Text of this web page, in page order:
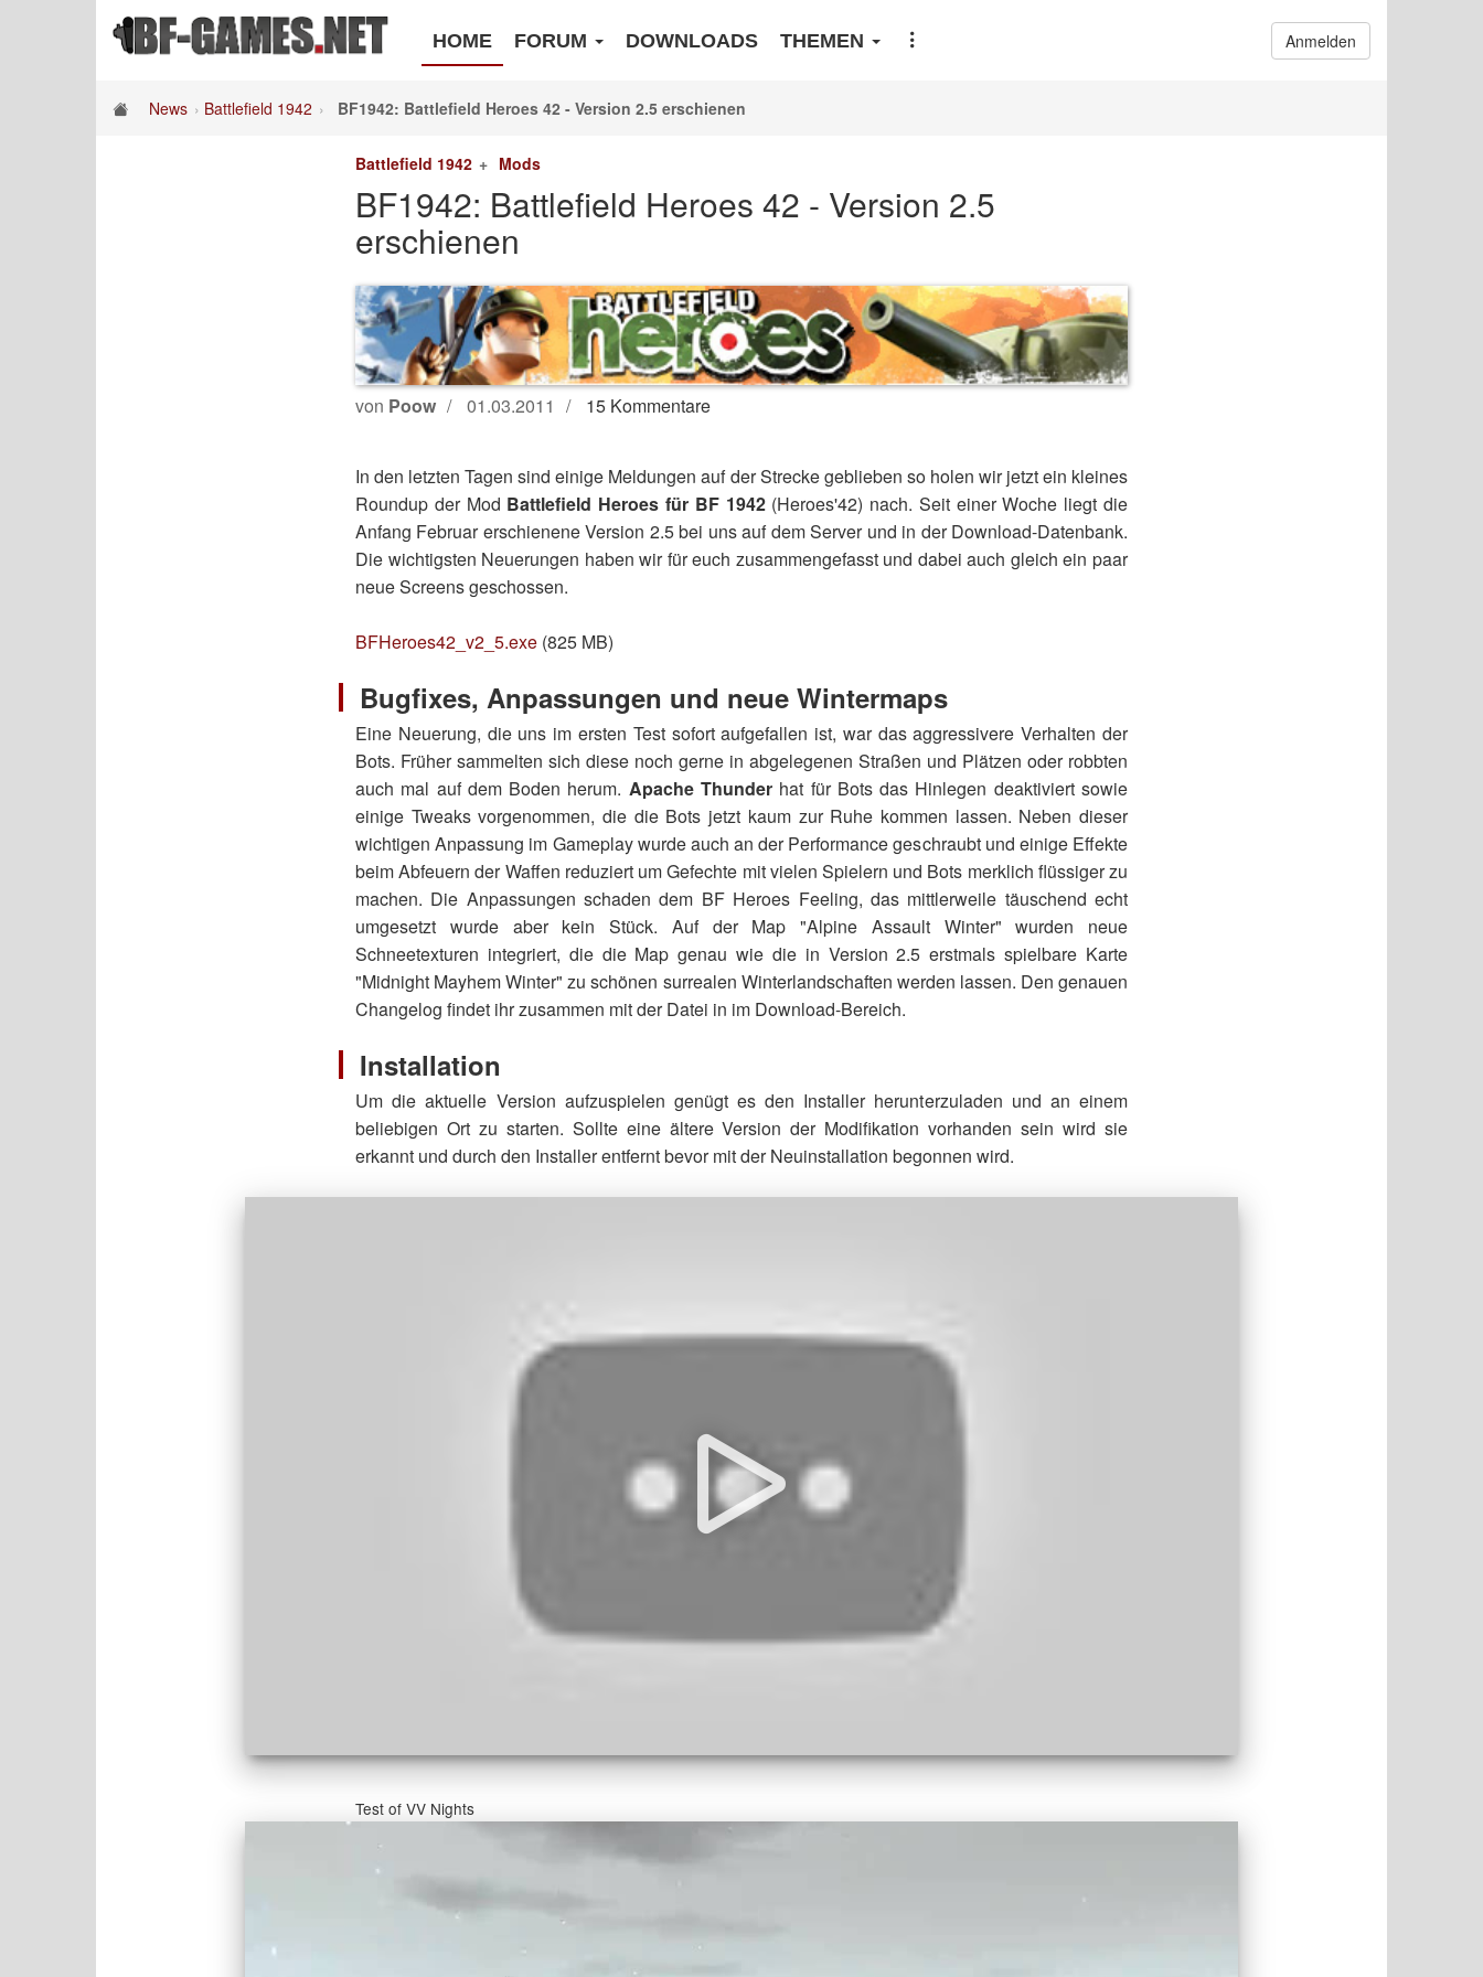
HOME FORUM DOWNLOADS THEMEN Anmelden
News Battlefield 1942 BF1942: Battlefield Heroes 42 - Version 2.5 erschienen
Battlefield 1942 Mods
BF1942: Battlefield Heroes 42 - Version 2.5
erschienen
von Poow 01.03.2011 15 Kommentare
In den letzten Tagen sind einige Meldungen auf der Strecke geblieben so holen wir jetzt ein kleines
Roundup der Mod Battlefield Heroes für BF 1942(Heroes'42) nach. Seit einer Woche liegt die
Anfang Februar erschienene Version 2.5 bei uns auf dem Server und in der Download-Datenbank.
Die wichtigsten Neuerungen haben wir für euch zusammengefasst und dabei auch gleich ein paar
neue Screens geschossen.
BFHeroes42_v2_5.exe (825 MB)
Bugfixes, Anpassungen und neue Wintermaps
Eine Neuerung, die uns im ersten Test sofort aufgefallen ist, war das aggressivere Verhalten der
Bots. Früher sammelten sich diese noch gerne in abgelegenen Straßen und Plätzen oder robbten
auch mal auf dem Boden herum. Apache Thunder hat für Bots das Hinlegen deaktiviert sowie
einige Tweaks vorgenommen, die die Bots jetzt kaum zur Ruhe kommen lassen. Neben dieser
wichtigen Anpassung im Gameplay wurde auch an der Performance geschraubt und einige Effekte
beim Abfeuern der Waffen reduziert um Gefechte mit vielen Spielern und Bots merklich flüssiger zu
machen. Die Anpassungen schaden dem BF Heroes Feeling, das mittlerweile täuschend echt
umgesetzt wurde aber kein Stück. Auf der Map "Alpine Assault Winter" wurden neue
Schneetexturen integriert, die die Map genau wie die in Version 2.5 erstmals spielbare Karte
"Midnight Mayhem Winter" zu schönen surrealen Winterlandschaften werden lassen. Den genauen
Changelog findet ihr zusammen mit der Datei in im Download-Bereich.
Installation
Um die aktuelle Version aufzuspielen genügt es den Installer herunterzuladen und an einem
beliebigen Ort zu starten. Sollte eine ältere Version der Modifikation vorhanden sein wird sie
erkannt und durch den Installer entfernt bevor mit der Neuinstallation begonnen wird.
Test of VV Nights